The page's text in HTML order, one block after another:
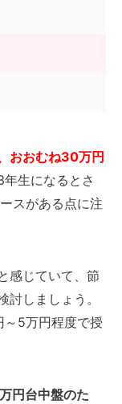
おおむね30万円
生になるとさ
スがある点に注
感じていて、節
しましょう。
5万円程度で授
円台中盤のた